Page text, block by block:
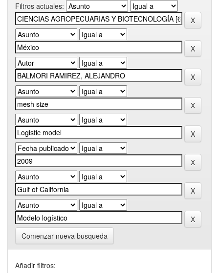
Filtros actuales:
Comenzar nueva busqueda
Añadir filtros: